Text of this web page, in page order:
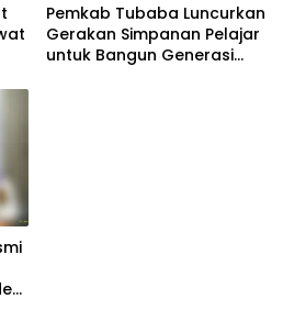
Pemkab Tubaba Luncurkan
Gerakan Simpanan Pelajar
untuk Bangun Generasi